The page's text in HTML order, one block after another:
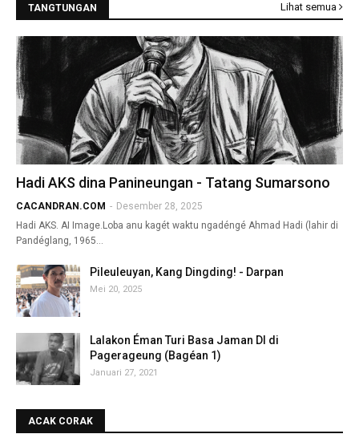
TANGTUNGAN Lihat semua
Hadi AKS dina Panineungan - Tatang Sumarsono
CACANDRAN.COM - Desember 28, 2025
Hadi AKS. AI Image.Loba anu kagét waktu ngadéngé Ahmad Hadi (lahir di
Pandéglang, 1965…
Pileuleuyan, Kang Dingding! - Darpan
Mei 20, 2025
Lalakon Éman Turi Basa Jaman DI di
Pagerageung (Bagéan 1)
Januari 27, 2021
ACAK CORAK